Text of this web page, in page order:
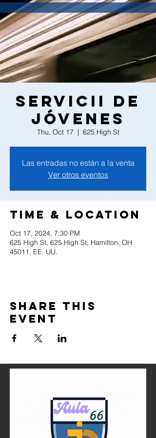
Servicii de
Jóvenes
Thu, Oct 17
  |
625 High St
Las entradas no están a la venta
Ver otros eventos
Time & Location
Oct 17, 2024, 7:30 PM
625 High St, 625 High St, Hamilton, OH
45011, EE. UU.
Share this
event